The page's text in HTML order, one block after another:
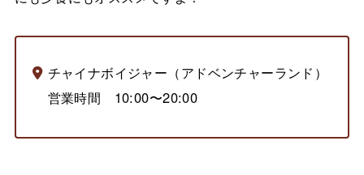
チャイナボイジャー（アドベンチャーランド）
営業時間 10:00〜20:00